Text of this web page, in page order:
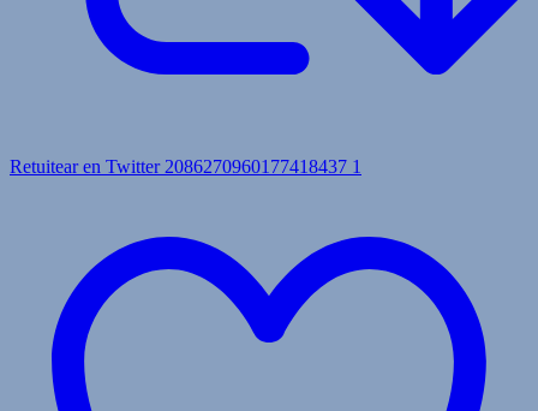
Retuitear en Twitter 2086270960177418437 1